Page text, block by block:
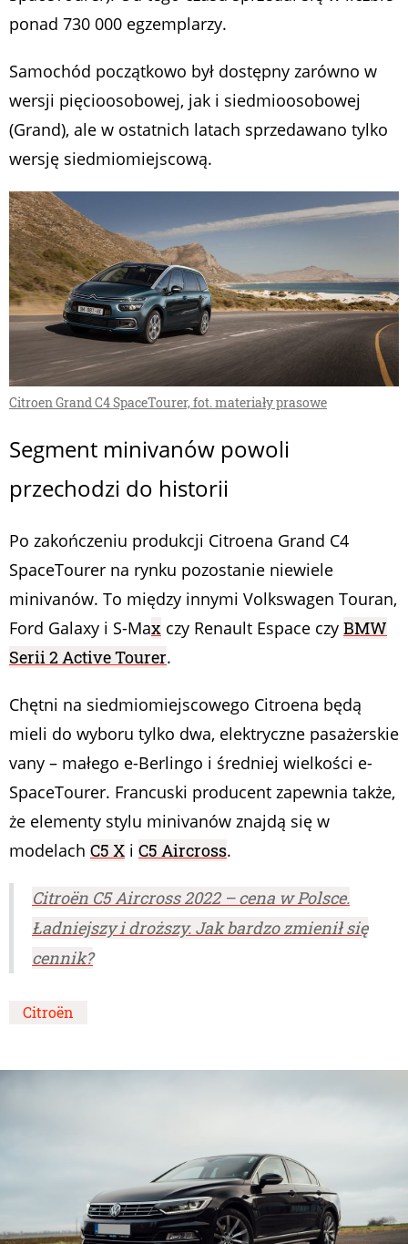
ponad 730 000 egzemplarzy.
Samochód początkowo był dostępny zarówno w
wersji pięcioosobowej, jak i siedmioosobowej
(Grand), ale w ostatnich latach sprzedawano tylko
wersję siedmiomiejscową.
Citroen Grand C4 SpaceTourer, fot. materiały prasowe
Segment minivanów powoli
przechodzi do historii
Po zakończeniu produkcji Citroena Grand C4
SpaceTourer na rynku pozostanie niewiele
minivanów. To między innymi Volkswagen Touran,
Ford Galaxy i S-Max czy Renault Espace czy BMW
Serii 2 Active Tourer.
Chętni na siedmiomiejscowego Citroena będą
mieli do wyboru tylko dwa, elektryczne pasażerskie
vany – małego e-Berlingo i średniej wielkości e-
SpaceTourer. Francuski producent zapewnia także,
że elementy stylu minivanów znajdą się w
modelach C5 X i C5 Aircross.
Citroën C5 Aircross 2022 – cena w Polsce.
Ładniejszy i droższy. Jak bardzo zmienił się
cennik?
Citroën